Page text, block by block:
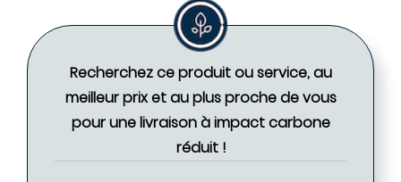
Recherchez ce produit ou service, au
meilleur prix et au plus proche de vous
pour une livraison à impact carbone
réduit !